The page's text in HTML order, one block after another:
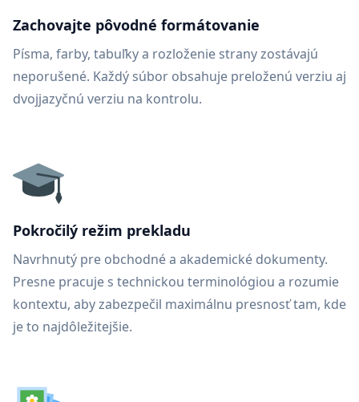
Zachovajte pôvodné formátovanie
Písma, farby, tabuľky a rozloženie strany zostávajú
neporušené. Každý súbor obsahuje preloženú verziu aj
dvojjazyčnú verziu na kontrolu.
Pokročilý režim prekladu
Navrhnutý pre obchodné a akademické dokumenty.
Presne pracuje s technickou terminológiou a rozumie
kontextu, aby zabezpečil maximálnu presnosť tam, kde
je to najdôležitejšie.